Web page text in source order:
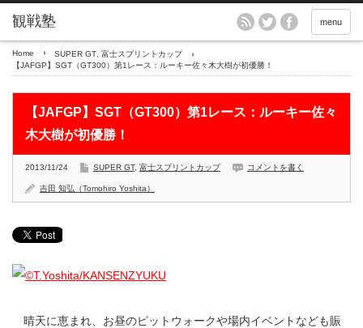
menu
Home SUPER GT 富士スプリントカップ
【JAFGP】SGT（GT300）第1レース：ルーキー佐々木大樹が初優勝！
【JAFGP】SGT（GT300）第1レース：ルーキー佐々
木大樹が初優勝！
2013/11/24 SUPER GT, 富士スプリントカップ コメントを書く
吉田 知弘（Tomohiro Yoshita）
晴天に恵まれ、お昼のピットウォークや場内イベントなども賑